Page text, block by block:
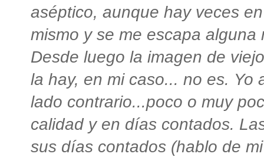
aséptico, aunque hay veces
mismo y se me escapa
Desde luego la imagen de
la hay, en mi caso... no es. Yo
lado contrario...poco o muy
calidad y en días contados.
sus días contados (hablo de